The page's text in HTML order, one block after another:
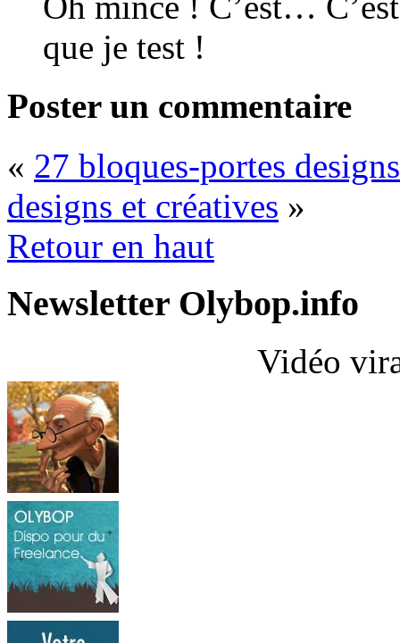
que je test !
Poster un commentaire
« 27 bloques-portes
designs et créatives »
Retour en haut
Newsletter Olybop.info
Vidéo